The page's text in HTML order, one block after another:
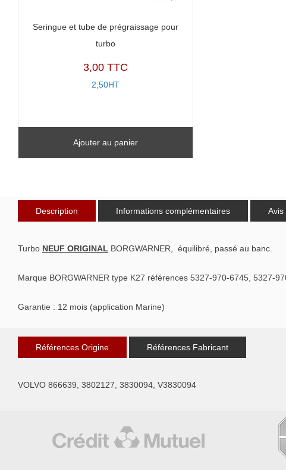
Seringue et tube de prégraissage pour
turbo
3,00 TTC
2,50HT
Ajouter au panier
Description Informations complémentaires Avis
Turbo NEUF ORIGINAL BORGWARNER, équilibré, passé au banc.
Marque BORGWARNER type K27 références 5327-970-6745, 5327-
Garantie : 12 mois (application Marine)
Références Origine Références Fabricant
VOLVO 866639, 3802127, 3830094, V3830094